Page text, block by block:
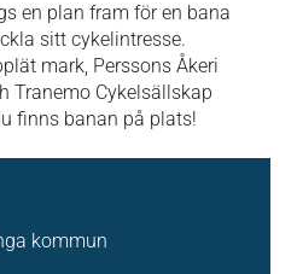
en plan fram för en bana
sitt cykelintresse.
mark, Perssons Åkeri
Tranemo Cykelsällskap
finns banan på plats!
kommun